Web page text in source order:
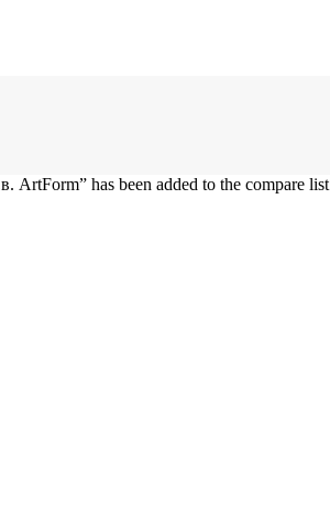
ArtForm” has been added to the compare list